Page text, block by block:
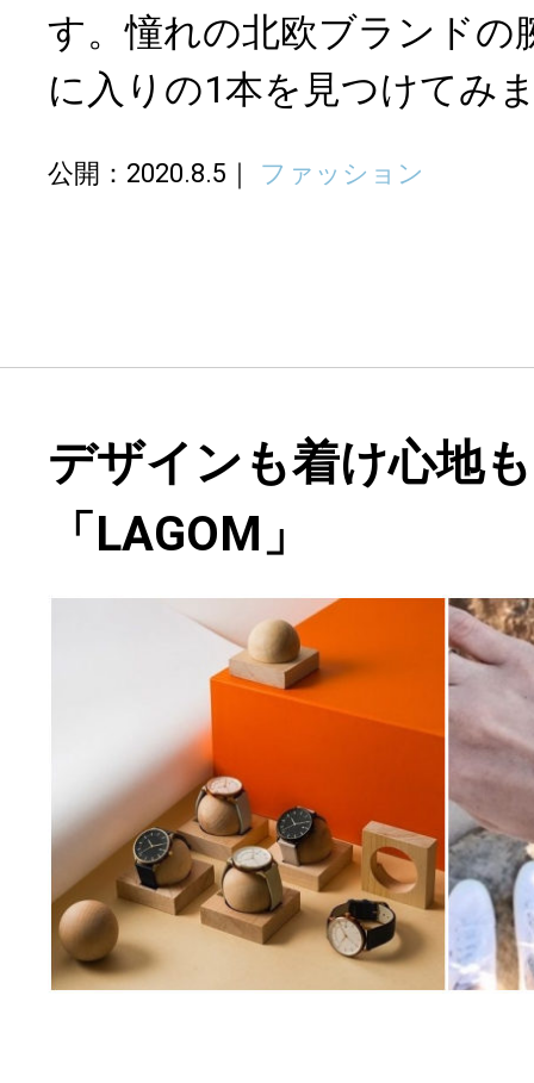
す。憧れの北欧ブランドの
に入りの1本を見つけてみ
公開：2020.8.5 ファッション
デザインも着け心地
「LAGOM」